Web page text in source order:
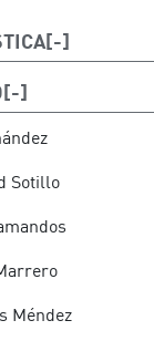
de Teatro
Sotillo
Méndez